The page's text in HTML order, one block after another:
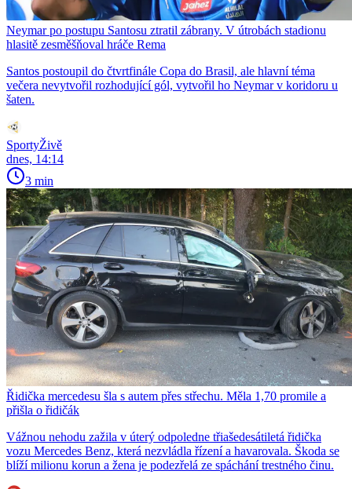
Neymar po postupu Santosu ztratil zábrany. V útrobách stadionu
hlasitě zesměšňoval hráče Rema
Santos postoupil do čtvrtfinále Copa do Brasil, ale hlavní téma
večera nevytvořil rozhodující gól, vytvořil ho Neymar v koridoru u
šaten.
SportyŽivě
dnes, 14:14
3 min
Řidička mercedesu šla s autem přes střechu. Měla 1,70 promile a
přišla o řidičák
Vážnou nehodu zažila v úterý odpoledne třiašedesátiletá řidička
vozu Mercedes Benz, která nezvládla řízení a havarovala. Škoda se
blíží milionu korun a žena je podezřelá ze spáchání trestného činu.